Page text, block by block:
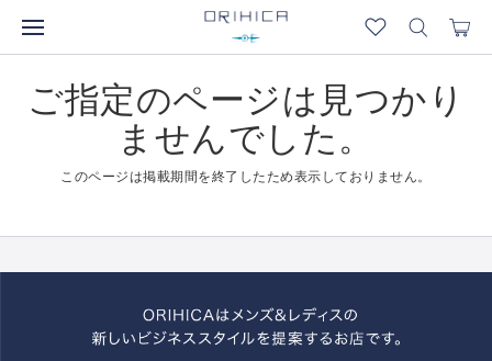
ご指定のページは見つかり
ませんでした。
このページは掲載期間を終了したため表示しておりません。